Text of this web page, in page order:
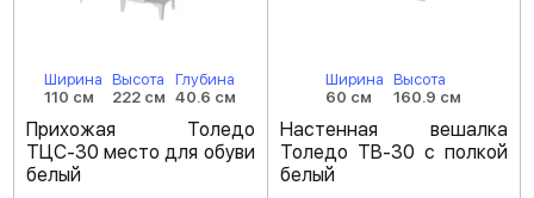
Ширина
110 см
Высота
222 см
Глубина
40.6 см
Прихожая Толедо
ТЦС-30 место для обуви
белый
Ширина
60 см
Высота
160.9 см
Настенная вешалка
Толедо ТВ-30 с полкой
белый